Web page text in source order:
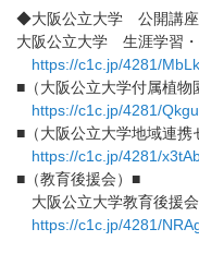
◆大阪公立大学 公開講座
大阪公立大学 生涯学習
https://c1c.jp/4281/
■（大阪公立大学付属植物
https://c1c.jp/4281/
■（大阪公立大学地域連
https://c1c.jp/4281/
■（教育後援会）■
大阪公立大学教育後援会
https://c1c.jp/4281/